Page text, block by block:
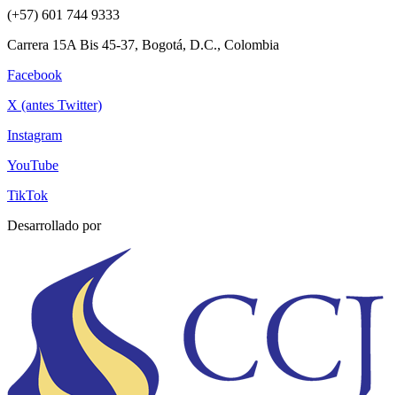
(+57) 601 744 9333
Carrera 15A Bis 45-37, Bogotá, D.C., Colombia
Facebook
X (antes Twitter)
Instagram
YouTube
TikTok
Desarrollado por